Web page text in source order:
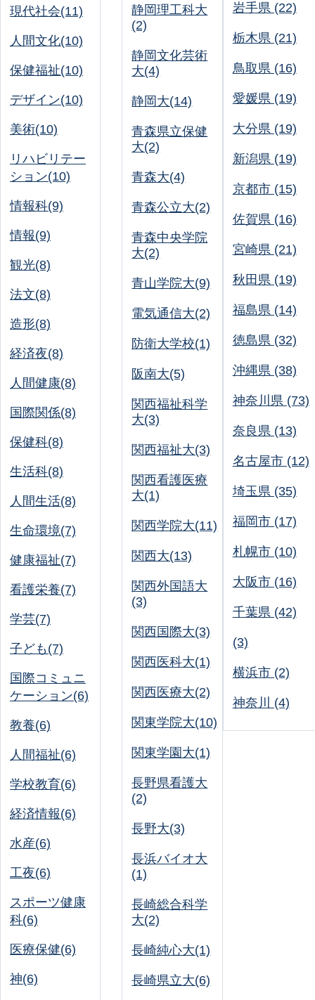
現代社会(11)
人間文化(10)
保健福祉(10)
デザイン(10)
美術(10)
リハビリテー
ション(10)
情報科(9)
情報(9)
観光(8)
法文(8)
造形(8)
経済夜(8)
人間健康(8)
国際関係(8)
保健科(8)
生活科(8)
人間生活(8)
生命環境(7)
健康福祉(7)
看護栄養(7)
学芸(7)
子ども(7)
国際コミュニ
ケーション(6)
教養(6)
人間福祉(6)
学校教育(6)
経済情報(6)
水産(6)
工夜(6)
スポーツ健康
科(6)
医療保健(6)
神(6)
静岡理工科大
(2)
静岡文化芸術
大(4)
静岡大(14)
青森県立保健
大(2)
青森大(4)
青森公立大(2)
青森中央学院
大(2)
青山学院大(9)
電気通信大(2)
防衛大学校(1)
阪南大(5)
関西福祉科学
大(3)
関西福祉大(3)
関西看護医療
大(1)
関西学院大(11)
関西大(13)
関西外国語大
(3)
関西国際大(3)
関西医科大(1)
関西医療大(2)
関東学院大(10)
関東学園大(1)
長野県看護大
(2)
長野大(3)
長浜バイオ大
(1)
長崎総合科学
大(2)
長崎純心大(1)
長崎県立大(6)
岩手県 (22)
栃木県 (21)
鳥取県 (16)
愛媛県 (19)
大分県 (19)
新潟県 (19)
京都市 (15)
佐賀県 (16)
宮崎県 (21)
秋田県 (19)
福島県 (14)
徳島県 (32)
沖縄県 (38)
神奈川県 (73)
奈良県 (13)
名古屋市 (12)
埼玉県 (35)
福岡市 (17)
札幌市 (10)
大阪市 (16)
千葉県 (42)
(3)
横浜市 (2)
神奈川 (4)